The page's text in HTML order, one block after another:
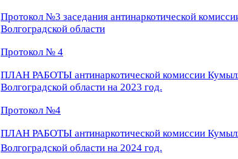
Протокол №3 заседания антинаркотической
Волгоградской области
Протокол № 4
ПЛАН РАБОТЫ антинаркотической комиссии
Волгоградской области на 2023 год.
Протокол №4
ПЛАН РАБОТЫ антинаркотической комиссии
Волгоградской области на 2024 год.